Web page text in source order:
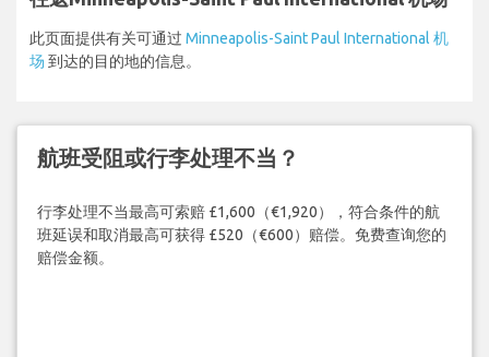
此页面提供有关可通过 Minneapolis-Saint Paul International 机
场 到达的目的地的信息。
航班受阻或行李处理不当？
行李处理不当最高可索赔 £1,600（€1,920），符合条件的航
班延误和取消最高可获得 £520（€600）赔偿。免费查询您的
赔偿金额。